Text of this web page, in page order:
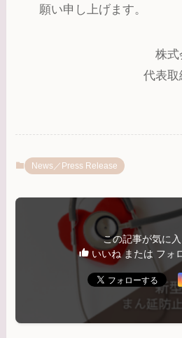
願い申し上げます。
株式
代表
News／Press Release
この記事が気に
いいね または フォ